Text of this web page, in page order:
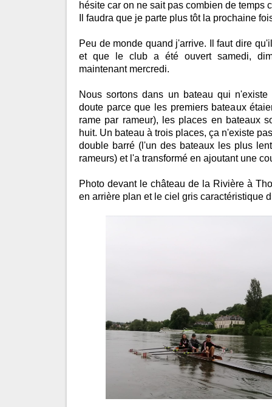
hésite car on ne sait pas combien de temps
Il faudra que je parte plus tôt la prochaine
Peu de monde quand j'arrive. Il faut dire
et que le club a été ouvert samedi,
maintenant mercredi.
Nous sortons dans un bateau qui
doute parce que les premiers bateaux
rame par rameur), les places en bateaux
huit. Un bateau à trois places, ça n'existe
double barré (l'un des bateaux les plus
rameurs) et l'a transformé en ajoutant une
Photo devant le château de la Rivière à
en arrière plan et le ciel gris caractéristique